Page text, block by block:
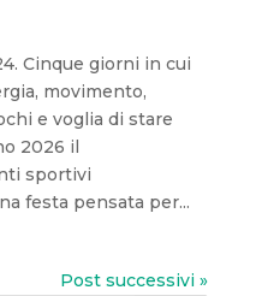
Cinque giorni in cui
movimento,
e voglia di stare
2026 il
sportivi
festa pensata per...
Post successivi »